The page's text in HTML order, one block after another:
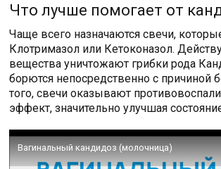
Что лучше помогает от
Чаще всего назначаются свечи,
Клотримазол или Кетоконазол.
вещества уничтожают грибки рода
борются непосредственно с причиной
того, свечи оказывают
эффект, значительно улучшая
Вагинальный кандидоз (молочница)